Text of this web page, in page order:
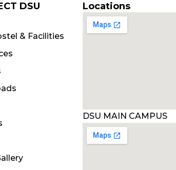
DSU
& Facilities
Locations
DSU MAIN CAMPUS